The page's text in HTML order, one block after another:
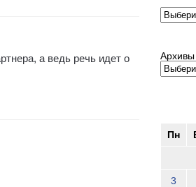
а ведь речь идет о
Архивы
Архивы
Пн
3